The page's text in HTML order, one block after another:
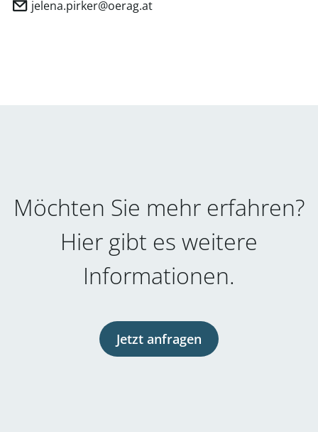
jelena.pirker@oerag.at
Möchten Sie mehr erfahren?
Hier gibt es weitere
Informationen.
Jetzt anfragen